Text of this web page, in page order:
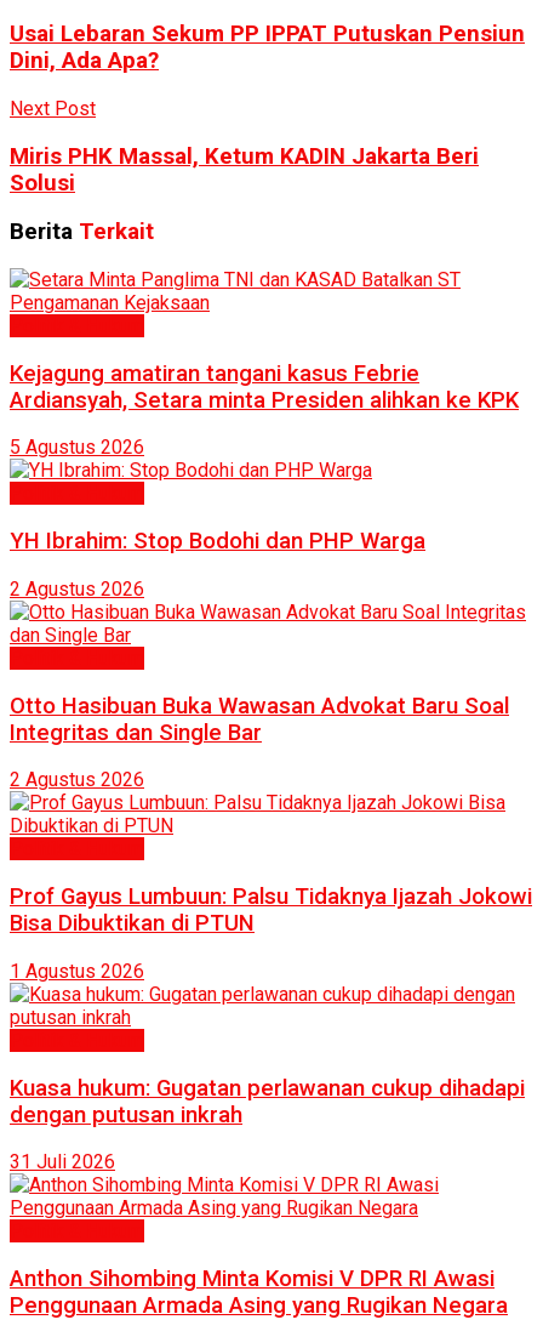
Usai Lebaran Sekum PP IPPAT Putuskan Pensiun
Dini, Ada Apa?
Next Post
Miris PHK Massal, Ketum KADIN Jakarta Beri
Solusi
Berita Terkait
Kejagung amatiran tangani kasus Febrie
Ardiansyah, Setara minta Presiden alihkan ke KPK
5 Agustus 2026
YH Ibrahim: Stop Bodohi dan PHP Warga
2 Agustus 2026
Otto Hasibuan Buka Wawasan Advokat Baru Soal
Integritas dan Single Bar
2 Agustus 2026
Prof Gayus Lumbuun: Palsu Tidaknya Ijazah Jokowi
Bisa Dibuktikan di PTUN
1 Agustus 2026
Kuasa hukum: Gugatan perlawanan cukup dihadapi
dengan putusan inkrah
31 Juli 2026
Anthon Sihombing Minta Komisi V DPR RI Awasi
Penggunaan Armada Asing yang Rugikan Negara